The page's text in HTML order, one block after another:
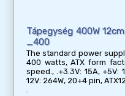
Tápegység 400W
_400
The standard power
400 watts, ATX form
speed., .+3.3V: 15A, +5V:
12V: 264W, 20+4 pin,